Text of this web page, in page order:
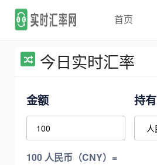
首页
今日实时汇率
金额 持有
100 人民币（CNY）=